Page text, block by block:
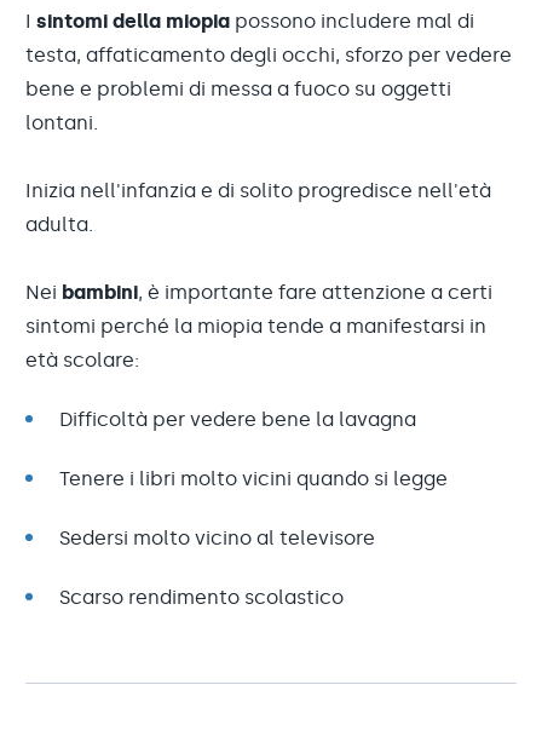
I sintomi della miopia possono includere mal di
testa, affaticamento degli occhi, sforzo per vedere
bene e problemi di messa a fuoco su oggetti
lontani.
Inizia nell'infanzia e di solito progredisce nell'età
adulta.
Nei bambini, è importante fare attenzione a certi
sintomi perché la miopia tende a manifestarsi in
età scolare:
Difficoltà per vedere bene la lavagna
Tenere i libri molto vicini quando si legge
Sedersi molto vicino al televisore
Scarso rendimento scolastico